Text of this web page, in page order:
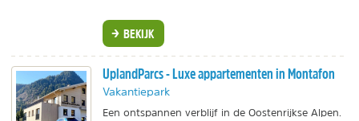
BEKIJK
UplandParcs - Luxe appartementen in Montafon
Vakantiepark
Een ontspannen verblijf in de Oostenrijkse Alpen.